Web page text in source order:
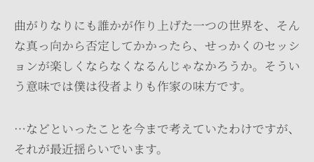
曲がりなりにも誰かが作り上げた一つの世界を、そん
な真っ向から否定してかかったら、せっかくのセッシ
ョンが楽しくならなくなるんじゃなかろうか。そうい
う意味では僕は役者よりも作家の味方です。
…などといったことを今まで考えていたわけですが、
それが最近揺らいでいます。